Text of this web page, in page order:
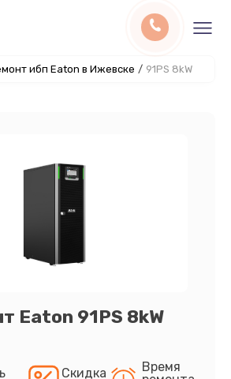
ибп Eaton в Ижевске / 91PS 8kW
Eaton 91PS 8kW
Скидка
Время